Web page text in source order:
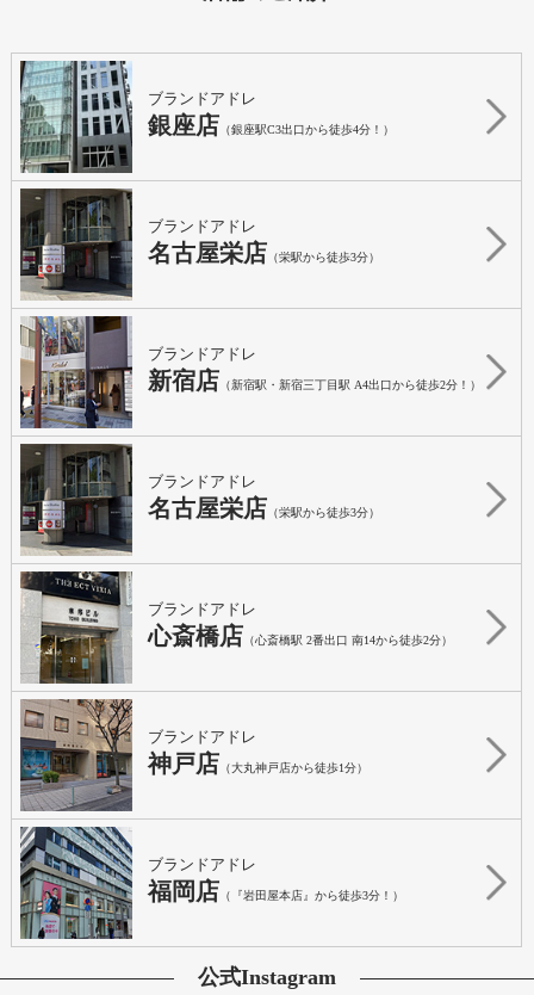
ブランドアドレ
銀座店 （銀座駅C3出口から徒歩4分！）
ブランドアドレ
名古屋栄店 （栄駅から徒歩3分）
ブランドアドレ
新宿店 （新宿駅・新宿三丁目駅 A4出口から徒歩2分！）
ブランドアドレ
名古屋栄店 （栄駅から徒歩3分）
ブランドアドレ
心斎橋店 （心斎橋駅 2番出口 南14から徒歩2分）
ブランドアドレ
神戸店 （大丸神戸店から徒歩1分）
ブランドアドレ
福岡店 （『岩田屋本店』から徒歩3分！）
公式Instagram